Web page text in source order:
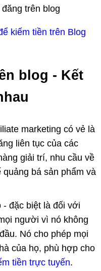
trên blog
kiếm tiền trên Blog
blog - Kết
marketing có vẻ là
liên tục của các
giải trí, nhu cầu về
bá sản phẩm và
đặc biệt là đối với
người vì nó không
Nó cho phép mọi
của họ, phù hợp cho
tiền trực tuyến.